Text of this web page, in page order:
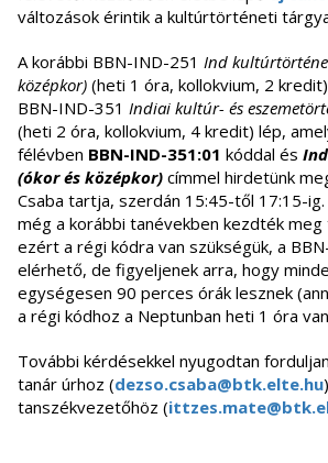
változások érintik a kultúrtörténeti
A korábbi BBN-IND-251 Ind
középkor) (heti 1 óra, kollokvium, 2
BBN-IND-351 Indiai kultúr- és
(heti 2 óra, kollokvium, 4 kredit) lép,
félévben BBN-IND-351:01 kóddal és
(ókor és középkor) címmel hirdetünk
Csaba tartja, szerdán 15:45-től 17:15-ig.
még a korábbi tanévekben kezdték meg
ezért a régi kódra van szükségük, a
elérhető, de figyeljenek arra, hogy
egységesen 90 perces órák lesznek
a régi kódhoz a Neptunban heti 1 óra
További kérdésekkel nyugodtan
tanár úrhoz (dezso.csaba@btk.elte.hu
tanszékvezetőhöz (